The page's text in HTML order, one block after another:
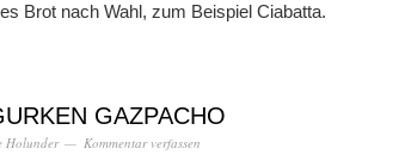
Brot nach Wahl, zum Beispiel Ciabatta.
GAZPACHO
Holunder Kommentar verfassen